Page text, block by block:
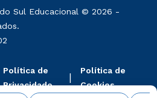
aos cursos: Ensino
a Docência e Metodologia
Atuais.
Sul Educacional © 2026 -
Política de
Privacidade
Política de
Cookies